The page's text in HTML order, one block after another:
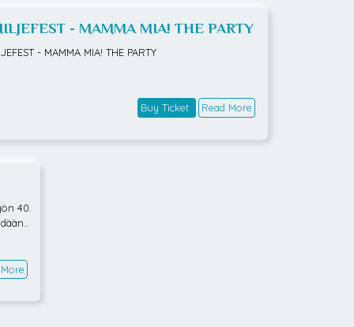
- MAMMA MIA! THE PARTY
- MAMMA MIA! THE PARTY
Buy Ticket Read More
40.
t